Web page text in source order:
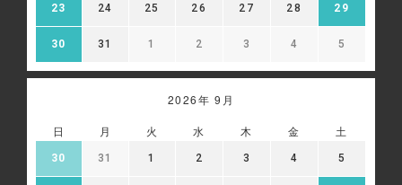
23 24 25 26 27 28 29
30 31 1 2 3 4 5
2026年 9月
日 月 火 水 木 金 土
30 31 1 2 3 4 5